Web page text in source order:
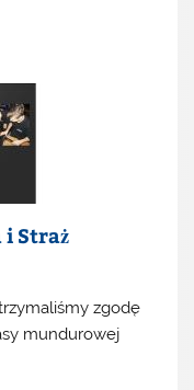
i Straż
zgodę
mundurowej